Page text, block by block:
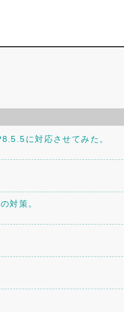
に対応させてみた。
対策。